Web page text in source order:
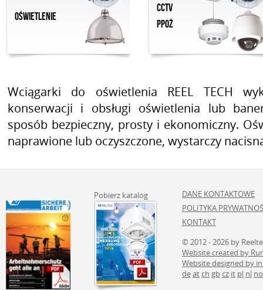
Oświetlenie
CCTV
Ppoż
Wciągarki do oświetlenia REEL TECH
konserwacji i obsługi oświetlenia lub
sposób bezpieczny, prosty i ekonomiczny.
naprawione lub oczyszczone, wystarczy
Pobierz katalog
DANE KONTAKTOWE
POLITYKA
KONTAKT
© 2012 - 2026 by
Website created by
Website designed by
deatch gbcz it pl nl no